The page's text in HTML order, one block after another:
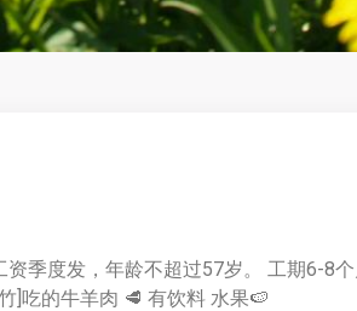
季度发，年龄不超过57岁。 工期6-8
]吃的牛羊肉 🥩 有饮料 水果🍉